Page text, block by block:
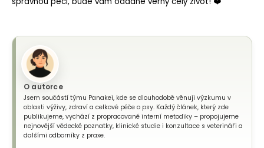
O autorce
Jsem součástí týmu Panakei, kde se dlouhodobě věnuji výzkumu v
oblasti výživy, zdraví a celkové péče o psy. Každý článek, který zde
publikujeme, vychází z propracované interní metodiky – propojujeme
nejnovější vědecké poznatky, klinické studie i konzultace s veterináři a
dalšími odborníky z praxe.